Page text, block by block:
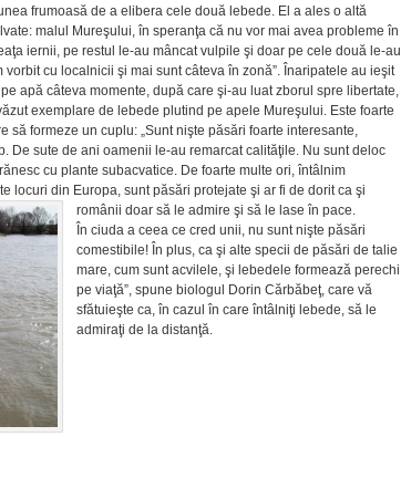
frumoasă de a elibera cele două lebede. El a ales o altă
malul Mureşului, în speranţa că nu vor mai avea probleme în
iernii, pe restul le-au mâncat vulpile şi doar pe cele două le-au
cu localnicii şi mai sunt câteva în zonă”. Înaripatele au ieşit
apă câteva momente, după care şi-au luat zborul spre libertate,
exemplare de lebede plutind pe apele Mureşului. Este foarte
formeze un cuplu: „Sunt nişte păsări foarte interesante,
De sute de ani oamenii le-au remarcat calităţile. Nu sunt deloc
cu plante subacvatice. De foarte multe ori, întâlnim
locuri din Europa, sunt păsări protejate şi ar fi de dorit ca şi
românii doar să le admire şi să le lase în pace.
În ciuda a ceea ce cred unii, nu sunt nişte păsări
comestibile! În plus, ca şi alte specii de păsări de talie
mare, cum sunt acvilele, şi lebedele formează perechi
pe viaţă”, spune biologul Dorin Cărbăbeţ, care vă
sfătuieşte ca, în cazul în care întâlniţi lebede, să le
admiraţi de la distanţă.